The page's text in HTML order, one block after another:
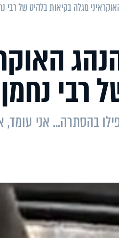
מגלה בקיאות בלהיט של רבי
רבי
בהסתרה... אני